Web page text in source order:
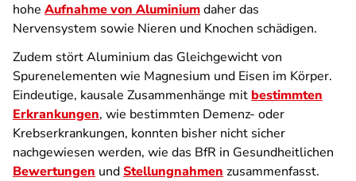
hohe Aufnahme von Aluminiumdaher das
Nervensystem sowie Nieren und Knochen schädigen.
Zudem stört Aluminium das Gleichgewicht von
Spurenelementen wie Magnesium und Eisen im Körper.
Eindeutige, kausale Zusammenhänge mit bestimmten
Erkrankungen, wie bestimmten Demenz- oder
Krebserkrankungen, konnten bisher nicht sicher
nachgewiesen werden, wie das BfR in Gesundheitlichen
Bewertungen undStellungnahmen zusammenfasst.